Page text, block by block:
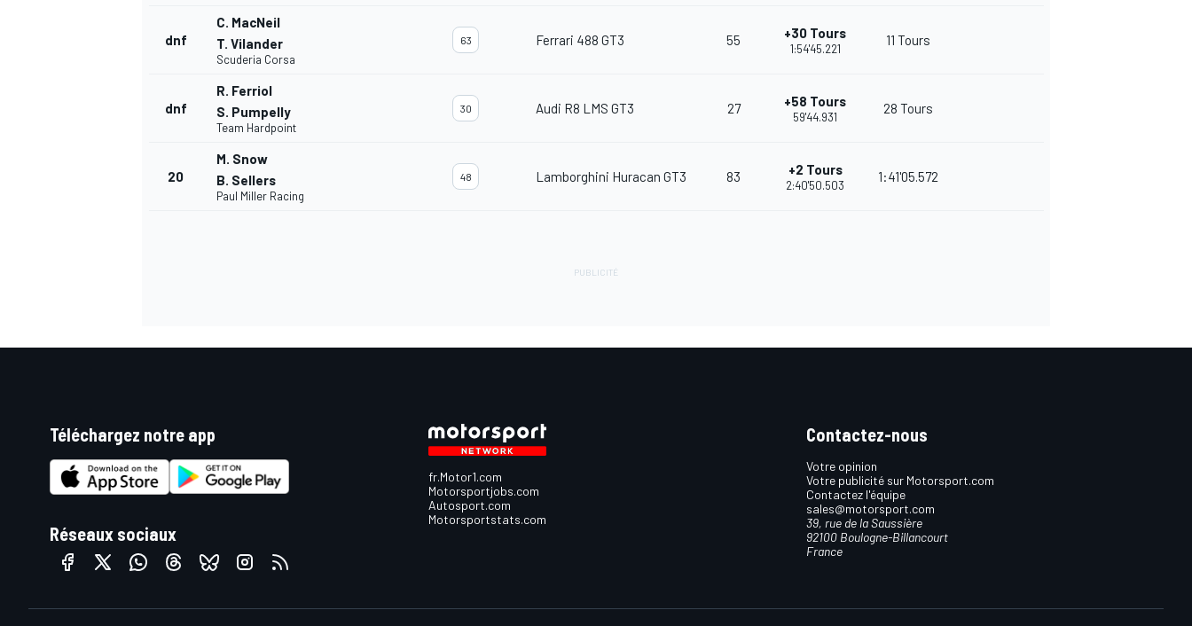
dnf
C. MacNeil
T. Vilander
Scuderia Corsa
63 Ferrari 488 GT3 55 +30 Tours
1:54'45.221
11 Tours
dnf
R. Ferriol
S. Pumpelly
Team Hardpoint
30 Audi R8 LMS GT3 27 +58 Tours
59'44.931
28 Tours
20
M. Snow
B. Sellers
Paul Miller Racing
48 Lamborghini Huracan GT3 83 +2 Tours
2:40'50.503
1:41'05.572
Téléchargez notre app
Réseaux sociaux
fr.Motor1.com
Motorsportjobs.com
Autosport.com
Motorsportstats.com
Contactez-nous
Votre opinion
Votre publicité sur Motorsport.com
Contactez l'équipe
sales@motorsport.com
39, rue de la Saussière
92100 Boulogne-Billancourt
France